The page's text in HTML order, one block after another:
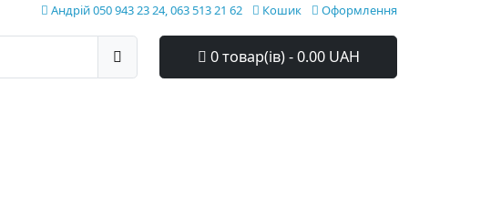
Андрій 050 943 23 24, 063 513 21 62 Кошик Оформлення
0 товар(ів) - 0.00 UAH